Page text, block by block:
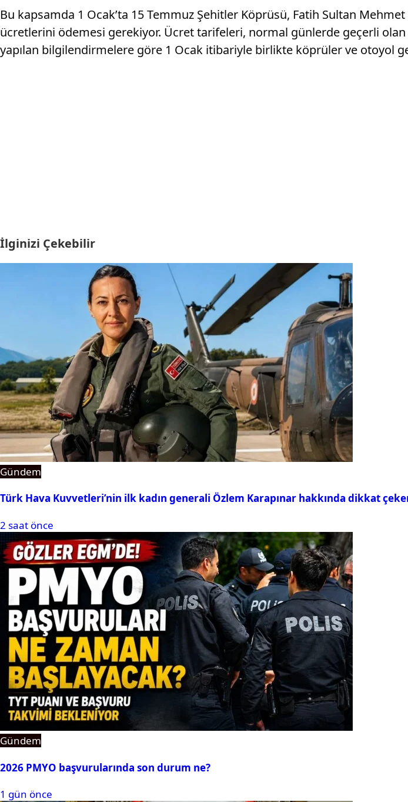
Bu kapsamda 1 Ocak’ta 15 Temmuz Şehitler Köprüsü, Fatih Sultan
ücretlerini ödemesi gerekiyor. Ücret tarifeleri, normal günlerde geçerli
yapılan bilgilendirmelere göre 1 Ocak itibariyle birlikte köprüler ve otoyol
İlginizi Çekebilir
Gündem
Türk Hava Kuvvetleri’nin ilk kadın generali Özlem Karapınar hakkında dikkat
2 saat önce
Gündem
2026 PMYO başvurularında son durum ne?
1 gün önce